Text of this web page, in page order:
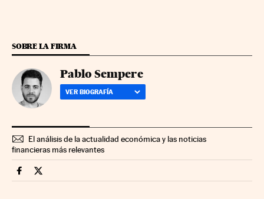
SOBRE LA FIRMA
Pablo Sempere
VER BIOGRAFÍA
El análisis de la actualidad económica y las noticias
financieras más relevantes
Economia Cinco Días en Facebook
Economia Cinco Días en Twitter